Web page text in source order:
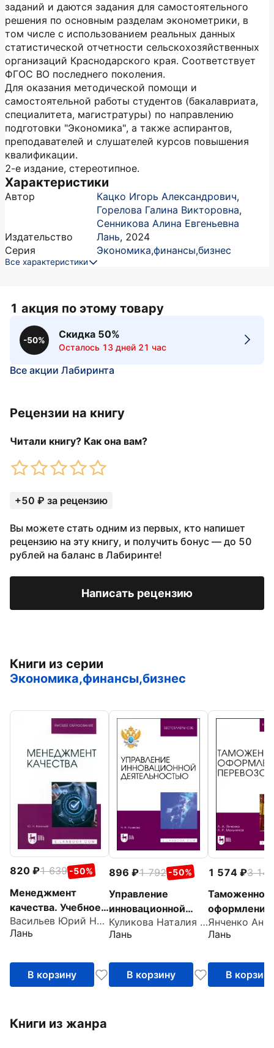
заданий и даются задания для самостоятельного
решения по основным разделам эконометрики, в
том числе с использованием реальных данных
статистической отчетности сельскохозяйственных
организаций Краснодарского края. Соответствует
ФГОС ВО последнего поколения.
Для оказания методической помощи и
самостоятельной работы студентов (бакалавриата,
специалитета, магистратуры) по направлению
подготовки "Экономика", а также аспирантов,
преподавателей и слушателей курсов повышения
квалификации.
2-е издание, стереотипное.
Характеристики
Автор Кацко Игорь Александрович,
Горелова Галина Викторовна,
Сенникова Алина Евгеньевна
Издательство
Лань, 2024
Серия
Экономика,финансы,бизнес
Все характеристики
1 акция по этому товару
-50%
Скидка 50%
Осталось 13 дней 21 час
Все акции Лабиринта
Рецензии на книгу
Читали книгу? Как она вам?
+50 ₽ за рецензию
Вы можете стать одним из первых, кто напишет
рецензию на эту книгу, и получить бонус — до 50
рублей на баланс в Лабиринте!
Написать рецензию
Книги из серии
Экономика,финансы,бизнес
820 1 639 -50%
Менеджмент
качества. Учебное
пособие для вузовВасильев Юрий Николаевич
Лань
В корзину
896 1 792 -50%
Управление
инновационной
деятельностью.
Учебное пособие
Куликова Наталия Николаевна
Лань
В корзину
1 574
3 148
Таможенное
оформление
перевозок.
пособие для
Лань
В корзину
Книги из жанра